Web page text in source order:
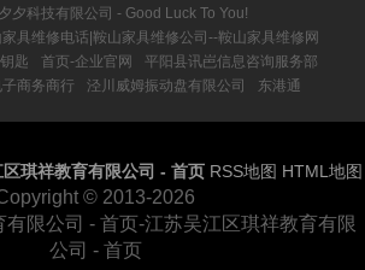
夕夕科技有限公司 - Good Luck To You!
具维修电话|鞍山家具维修公司--鞍山家具维修网
匙
首页-企业官网
平阳县讯岜信息咨询服务部
商务商行
泾川威姆振动盘有限公司 东港通
琪祥教育有限公司 - 首页 RSS地图 HTML地图
© 2013-2026
限公司 - 首页-江苏吴江区琪祥教育有限
公司 - 首页